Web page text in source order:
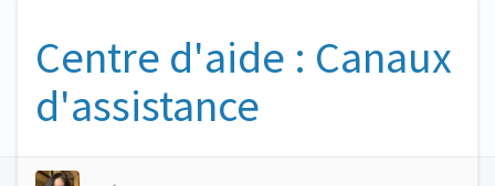
Centre d'aide : Canaux
d'assistance